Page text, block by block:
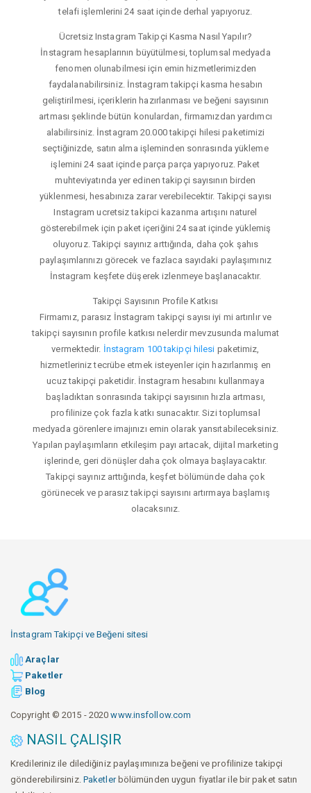
telafi işlemlerini 24 saat içinde derhal yapıyoruz.
Ücretsiz Instagram Takipçi Kasma Nasıl Yapılır?
İnstagram hesaplarının büyütülmesi, toplumsal medyada
fenomen olunabilmesi için emin hizmetlerimizden
faydalanabilirsiniz. İnstagram takipçi kasma hesabın
geliştirilmesi, içeriklerin hazırlanması ve beğeni sayısının
artması şeklinde bütün konulardan, firmamızdan yardımcı
alabilirsiniz. İnstagram 20.000 takipçi hilesi paketimizi
seçtiğinizde, satın alma işleminden sonrasında yükleme
işlemini 24 saat içinde parça parça yapıyoruz. Paket
muhteviyatında yer edinen takipçi sayısının birden
yüklenmesi, hesabınıza zarar verebilecektir. Takipçi sayısı
Instagram ucretsiz takipci kazanma artışını naturel
gösterebilmek için paket içeriğini 24 saat içinde yüklemiş
oluyoruz. Takipçi sayınız arttığında, daha çok şahıs
paylaşımlarınızı görecek ve fazlaca sayıdaki paylaşımınız
İnstagram keşfete düşerek izlenmeye başlanacaktır.
Takipçi Sayısının Profile Katkısı
Firmamız, parasız İnstagram takipçi sayısı iyi mi artırılır ve
takipçi sayısının profile katkısı nelerdir mevzusunda malumat
vermektedir. İnstagram 100 takipçi hilesi paketimiz,
hizmetleriniz tecrübe etmek isteyenler için hazırlanmış en
ucuz takipçi paketidir. İnstagram hesabını kullanmaya
başladıktan sonrasında takipçi sayısının hızla artması,
profilinize çok fazla katkı sunacaktır. Sizi toplumsal
medyada görenlere imajınızı emin olarak yansıtabileceksiniz.
Yapılan paylaşımların etkileşim payı artacak, dijital marketing
işlerinde, geri dönüşler daha çok olmaya başlayacaktır.
Takipçi sayınız arttığında, keşfet bölümünde daha çok
görünecek ve parasız takipçi sayısını artırmaya başlamış
olacaksınız.
İnstagram Takipçi ve Beğeni sitesi
Araçlar
Paketler
Blog
Copyright © 2015 - 2020www.insfollow.com
NASIL ÇALIŞIR
Kredileriniz ile dilediğiniz paylaşımınıza beğeni ve profilinize takipçi
gönderebilirsiniz. Paketlerbölümünden uygun fiyatlar ile bir paket satın